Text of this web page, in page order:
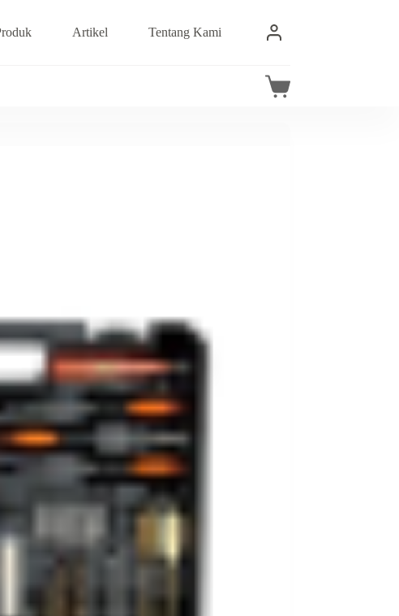
Artikel Tentang Kami